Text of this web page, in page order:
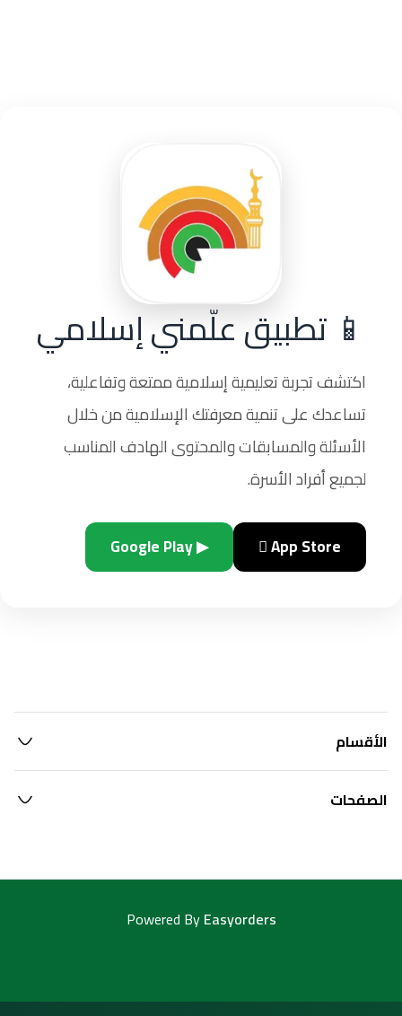
📱 تطبيق علّمني إسلامي
اكتشف تجربة تعليمية إسلامية ممتعة وتفاعلية،
تساعدك على تنمية معرفتك الإسلامية من خلال
الأسئلة والمسابقات والمحتوى الهادف المناسب
لجميع أفراد الأسرة.
 App Store
▶ Google Play
الأقسام
الصفحات
Powered ByEasyorders